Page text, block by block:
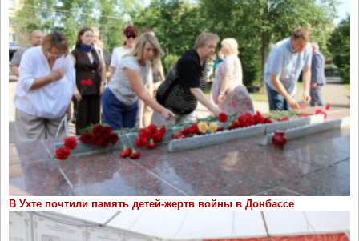
В Ухте почтили память детей-жертв войны в Донбассе